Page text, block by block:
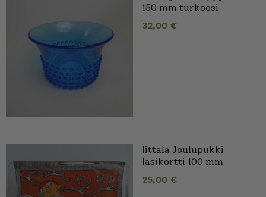
150 mm turkoosi
32,00 €
Iittala Joulupukki
lasikortti 100 mm
25,00 €